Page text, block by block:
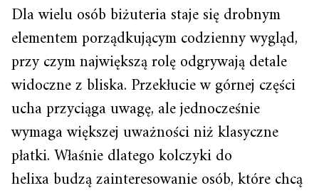
Dla wielu osób biżuteria staje się drobnym
elementem porządkującym codzienny wygląd,
przy czym największą rolę odgrywają detale
widoczne z bliska. Przekłucie w górnej części
ucha przyciąga uwagę, ale jednocześnie
wymaga większej uważności niż klasyczne
płatki. Właśnie dlatego kolczyki do
helixa budzą zainteresowanie osób, które chcą